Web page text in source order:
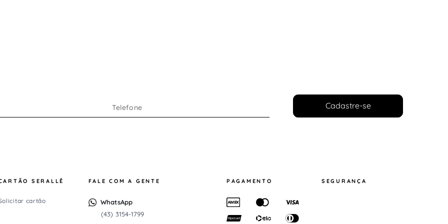
Cadastre-se
SERALLÊ
cartão
FALE COM A GENTE
WhatsApp
(43) 3154-1799
PAGAMENTO SEGURANÇA